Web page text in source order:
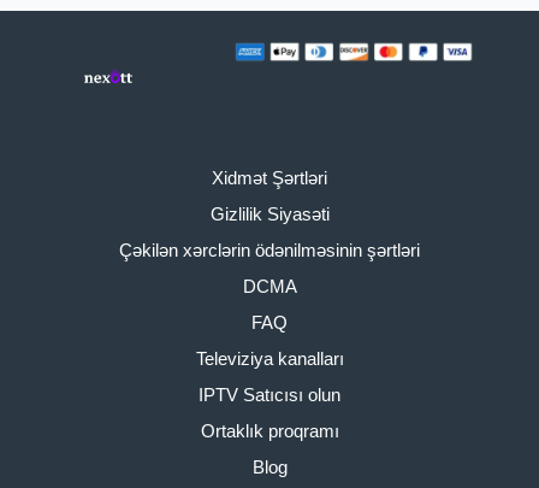
Xidmət Şərtləri
Gizlilik Siyasəti
Çəkilən xərclərin ödənilməsinin şərtləri
DCMA
FAQ
Televiziya kanalları
IPTV Satıcısı olun
Ortaklık proqramı
Blog